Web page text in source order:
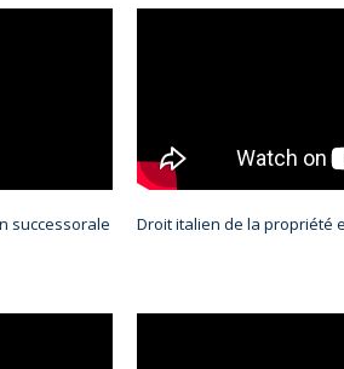
successorale
Droit italien de la propriété